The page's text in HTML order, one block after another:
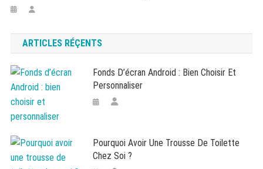
ARTICLES RÉÇENTS
Fonds D’écran Android : Bien Choisir Et
Personnaliser
Pourquoi Avoir Une Trousse De Toilette
Chez Soi ?